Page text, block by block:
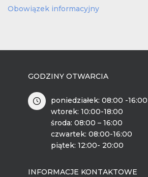
Obowiązek informacyjny
GODZINY OTWARCIA
poniedziałek: 08:00 -16:00
wtorek: 10:00-18:00
środa: 08:00 – 16:00
czwartek: 08:00-16:00
piątek: 12:00- 20:00
INFORMACJE KONTAKTOWE